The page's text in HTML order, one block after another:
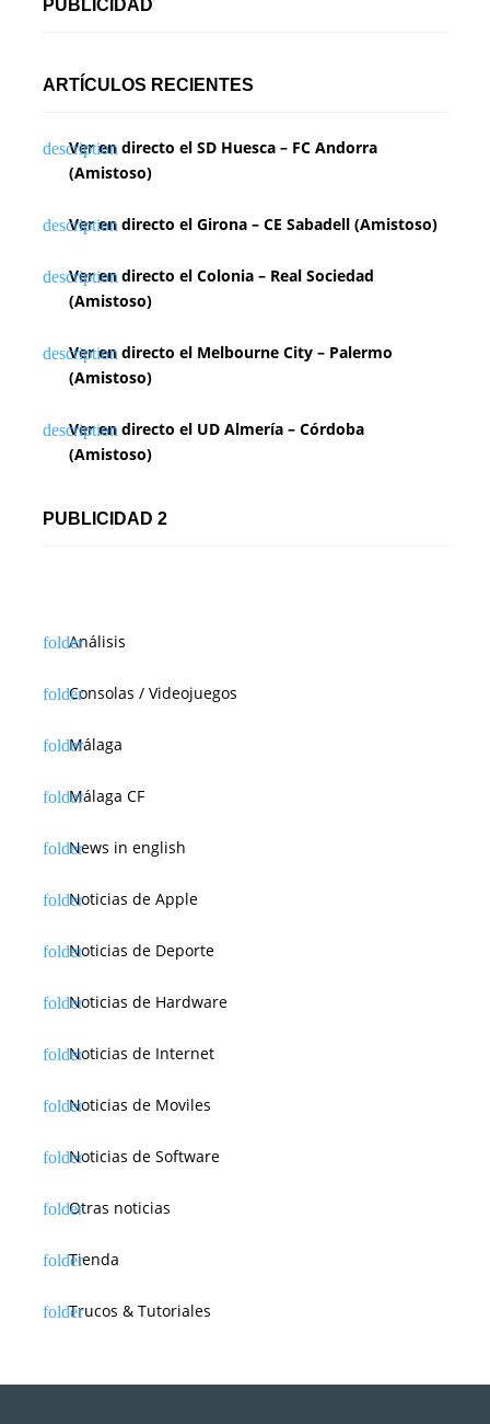
PUBLICIDAD
ARTÍCULOS RECIENTES
Ver en directo el SD Huesca – FC Andorra
(Amistoso)
Ver en directo el Girona – CE Sabadell (Amistoso)
Ver en directo el Colonia – Real Sociedad
(Amistoso)
Ver en directo el Melbourne City – Palermo
(Amistoso)
Ver en directo el UD Almería – Córdoba
(Amistoso)
PUBLICIDAD 2
Análisis
Consolas / Videojuegos
Málaga
Málaga CF
News in english
Noticias de Apple
Noticias de Deporte
Noticias de Hardware
Noticias de Internet
Noticias de Moviles
Noticias de Software
Otras noticias
Tienda
Trucos & Tutoriales